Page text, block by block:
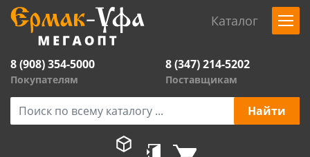
Каталог
8 (908) 354-5000
Покупателям
8 (347) 214-5202
Поставщикам